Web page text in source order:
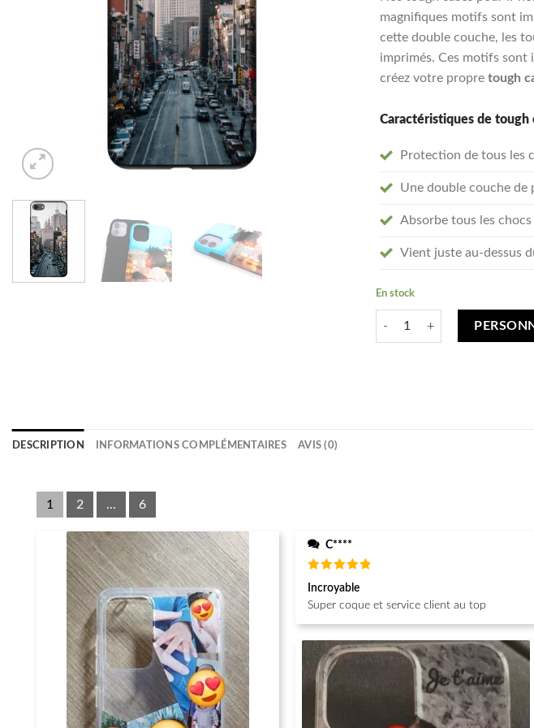
magnifiques motifs sont
cette double couche, les
imprimés. Ces motifs sont
créez votre propre tough
Caractéristiques de tough
Protection de tous les
Une double couche de
Absorbe tous les chocs
Vient juste au-dessus
En stock
quantité de Créez votre iPhone
DESCRIPTION INFORMATIONS COMPLÉMENTAIRES AVIS (0)
1 2 ... 6
C****
Note
sur 5
Incroyable
Super coque et service client au top